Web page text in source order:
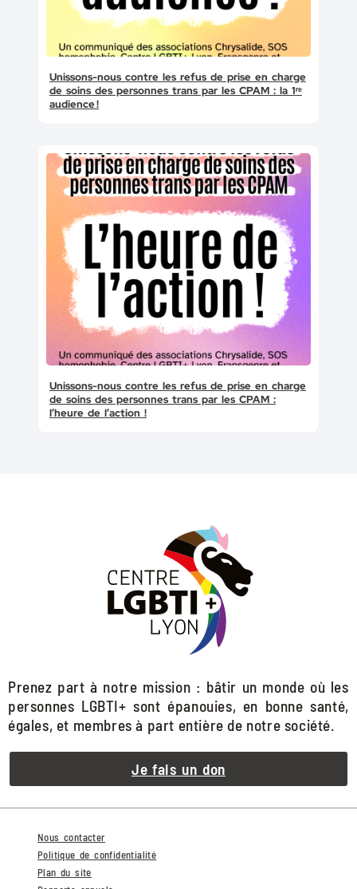
Unissons-nous contre les refus de prise en charge
de soins des personnes trans par les CPAM : la 1ʳᵉ
audience !
Unissons-nous contre les refus de prise en charge
de soins des personnes trans par les CPAM :
l’heure de l’action !
Je fais un don
Prenez part à notre mission : bâtir un monde où les
personnes LGBTI+ sont épanouies, en bonne santé,
égales, et membres à part entière de notre société.
Nous contacter
Politique de confidentialité
Plan du site